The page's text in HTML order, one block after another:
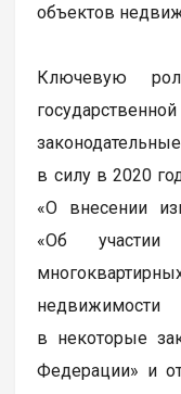
объектов
Ключевую
в силу в 2020
«О внесении
«Об участии
в некоторые
Федерации» и